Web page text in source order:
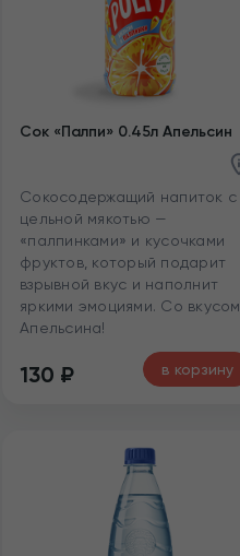
Сок «Палпи» 0.45л Апельсин
Сокосодержащий напиток с
цельной мякотью —
«палпинками» и кусочками
фруктов, который подарит
взрывной вкус и наполнит
яркими эмоциями. Со вкусом
Апельсина!
130 ₽ в корзину